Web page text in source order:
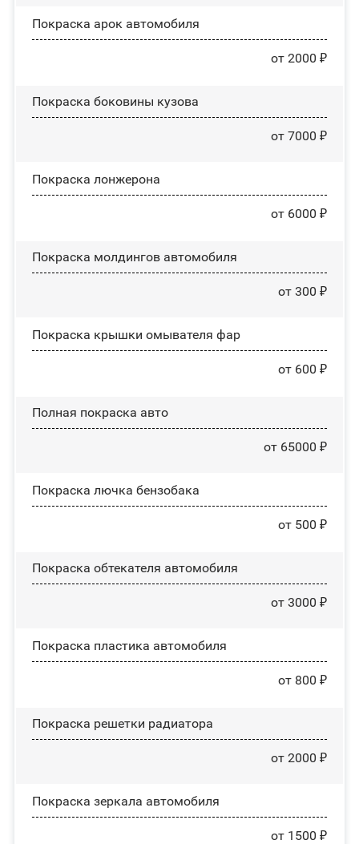
Покраска арок автомобиля
от 2000 ₽
Покраска боковины кузова
от 7000 ₽
Покраска лонжерона
от 6000 ₽
Покраска молдингов автомобиля
от 300 ₽
Покраска крышки омывателя фар
от 600 ₽
Полная покраска авто
от 65000 ₽
Покраска лючка бензобака
от 500 ₽
Покраска обтекателя автомобиля
от 3000 ₽
Покраска пластика автомобиля
от 800 ₽
Покраска решетки радиатора
от 2000 ₽
Покраска зеркала автомобиля
от 1500 ₽